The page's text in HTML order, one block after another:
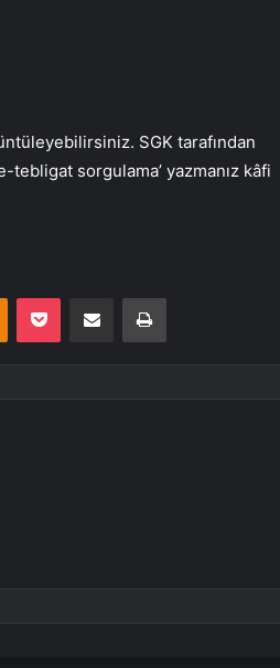
SGK tarafından
sorgulama’ yazmanız kâfi
Odnoklassniki
Pocket E-Posta ile paylaş Yazdır